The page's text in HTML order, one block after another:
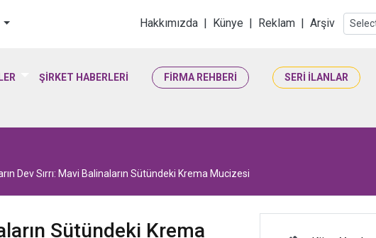
Yaşam Bilimleri
Hakkımızda | Künye | Reklam | Arşiv
ŞİRKET HABERLERİ FİRMA REHBERİ SERİ İLANLAR
Dev Sırrı: Mavi Balinaların Sütündeki Krema Mucizesi
Sütündeki Krema